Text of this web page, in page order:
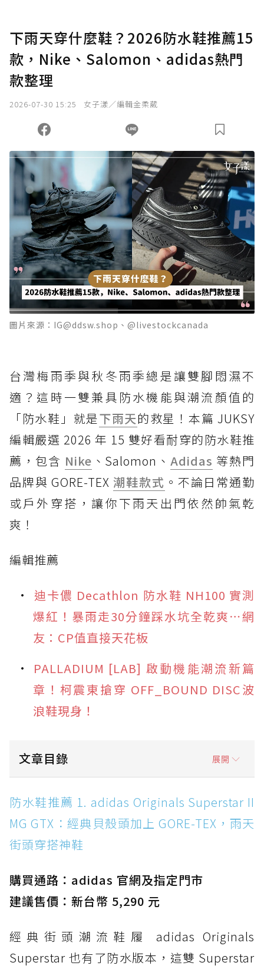
確認送出
您當前剩餘 U 利點數：0點；前往 購買點數
下雨天穿什麼鞋？2026防水鞋推薦15
款，Nike、Salomon、adidas熱門
款整理
2026-07-30 15:25 女子漾／編輯金柔葳
圖片來源：IG@ddsw.shop、@livestockcanada
台灣梅雨季與秋冬雨季總是讓雙腳悶濕不
適？這時一雙兼具防水機能與潮流顏值的
「防水鞋」就是下雨天的救星！本篇 JUKSY
編輯嚴選 2026 年 15 雙好看耐穿的防水鞋推
薦，包含 Nike 、Salomon、Adidas 等熱門
品牌與 GORE-TEX 潮鞋款式 。不論日常通勤
或戶外穿搭，讓你下雨天出門依然帥氣乾
爽！
編輯推薦
迪卡儂 Decathlon 防水鞋 NH100 實測
爆紅！暴雨走30分鐘踩水坑全乾爽⋯網
友：CP值直接天花板
PALLADIUM [LAB] 啟動機能潮流新篇
章！柯震東搶穿 OFF_BOUND DISC波
浪鞋現身！
文章目錄 展開
防水鞋推薦 1. adidas Originals Superstar II
MG GTX：經典貝殼頭加上 GORE-TEX，雨天街
頭穿搭神鞋
防水鞋推薦 2. New Balance Hierro v9 GORE-
防水鞋推薦 3. Nike Dunk Low GORE-TEX：
經典 Dunk 輪廓加上防水科技，雨天穿搭帥度不
打折
防水鞋推薦 4. ASICS TRABUCO 14 GTX：搭
載 GORE-TEX 隱形貼合科技，全方位防水神鞋
防水鞋推薦 1. adidas Originals Superstar II
MG GTX：經典貝殼頭加上 GORE-TEX，雨天
街頭穿搭神鞋
購買通路：adidas 官網及指定門市
建議售價：新台幣 5,290 元
經典街頭潮流鞋履 adidas Originals
Superstar 也有了防水版本，這雙 Superstar